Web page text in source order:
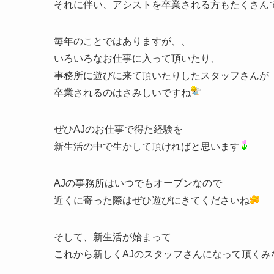
それに伴い、アシストを卒業される方もたくさん
毎年のことではありますが、、
いろいろなお仕事に入って頂いたり、
事務所に遊びに来て頂いたりしたスタッフさんが
卒業されるのはさみしいですね
ぜひAJのお仕事で得た経験を
新生活の中で生かして頂ければと思います
AJの事務所はいつでもオープンなので
近くに寄った際はぜひ遊びにきてくださいね
そして、新生活が始まって
これから新しくAJのスタッフさんになって頂くみ